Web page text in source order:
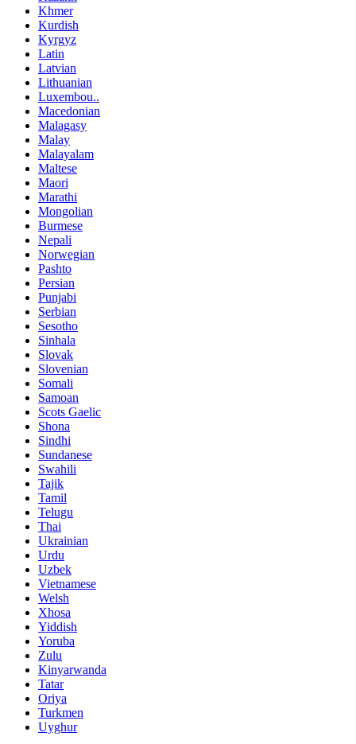
Khmer
Kurdish
Kyrgyz
Latin
Latvian
Lithuanian
Luxembou..
Macedonian
Malagasy
Malay
Malayalam
Maltese
Maori
Marathi
Mongolian
Burmese
Nepali
Norwegian
Pashto
Persian
Punjabi
Serbian
Sesotho
Sinhala
Slovak
Slovenian
Somali
Samoan
Scots Gaelic
Shona
Sindhi
Sundanese
Swahili
Tajik
Tamil
Telugu
Thai
Ukrainian
Urdu
Uzbek
Vietnamese
Welsh
Xhosa
Yiddish
Yoruba
Zulu
Kinyarwanda
Tatar
Oriya
Turkmen
Uyghur